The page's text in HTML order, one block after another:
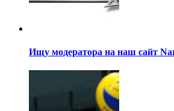
Ищу модератора на наш сайт